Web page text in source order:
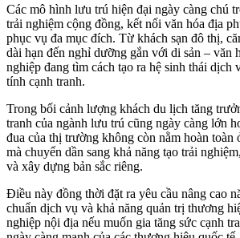
Các mô hình lưu trú hiện đại ngày càng chú
trải nghiệm cộng đồng, kết nối văn hóa địa
phục vụ đa mục đích. Từ khách sạn đô thị,
dài hạn đến nghỉ dưỡng gắn với di sản – văn
nghiệp đang tìm cách tạo ra hệ sinh thái dịch
tính cạnh tranh.
Trong bối cảnh lượng khách du lịch tăng
tranh của ngành lưu trú cũng ngày càng lớn
đua của thị trường không còn nằm hoàn toàn
mà chuyển dần sang khả năng tạo trải
và xây dựng bản sắc riêng.
Điều này đồng thời đặt ra yêu cầu nâng cao
chuẩn dịch vụ và khả năng quản trị thương
nghiệp nội địa nếu muốn gia tăng sức cạnh